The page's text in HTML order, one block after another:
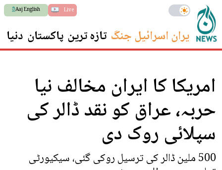
Live
Aaj English
ایران اسرائیل جنگ تازہ ترین پاکستان دنیا
امریکا کا ایران مخالف نیا
حربہ، عراق کو نقد ڈالر کی
سپلائی روک دی
500 ملین ڈالر کی ترسیل روکی گئی، سیکیورٹی